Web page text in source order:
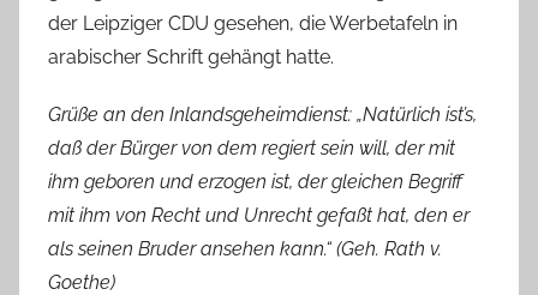
der Leipziger CDU gesehen, die Werbetafeln in
arabischer Schrift gehängt hatte.
Grüße an den Inlandsgeheimdienst: „Natürlich ist’s,
daß der Bürger von dem regiert sein will, der mit
ihm geboren und erzogen ist, der gleichen Begriff
mit ihm von Recht und Unrecht gefaßt hat, den er
als seinen Bruder ansehen kann.“ (Geh. Rath v.
Goethe)